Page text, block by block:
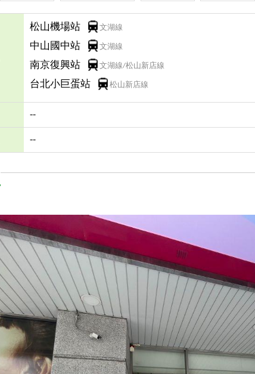
松山機場站 文湖線
中山國中站 文湖線
南京復興站 文湖線/松山新店線
台北小巨蛋站 松山新店線
--
--